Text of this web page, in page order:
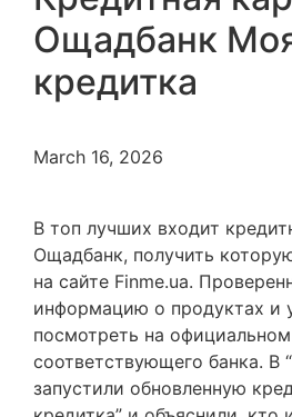
Ощадбанк
кредитка
March 16, 2026
В топ лучших входит
Ощадбанк, получить
на сайте Finme.ua.
информацию о продуктах и
посмотреть на
соответствующего банка. В
запустили обновленную